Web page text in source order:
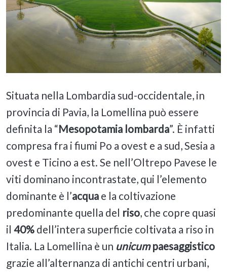
Situata nella Lombardia sud-occidentale, in
provincia di Pavia, la Lomellina può essere
definita la “Mesopotamia lombarda”. È infatti
compresa fra i fiumi Po a ovest e a sud, Sesia a
ovest e Ticino a est. Se nell’Oltrepo Pavese le
viti dominano incontrastate, qui l’elemento
dominante è l’acqua e la coltivazione
predominante quella del riso, che copre quasi
il 40% dell’intera superficie coltivata a riso in
Italia. La Lomellina è un unicumpaesaggistico
grazie all’alternanza di antichi centri urbani,